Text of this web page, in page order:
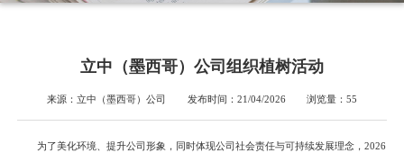
立中（墨西哥）公司组织植树活动
来源：立中（墨西哥）公司 发布时间：21/04/2026 浏览量：55
为了美化环境、提升公司形象，同时体现公司社会责任与可持续发展理念，2026